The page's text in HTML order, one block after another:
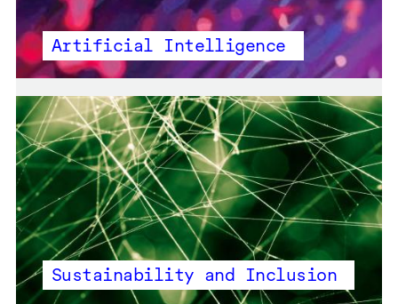
Artificial Intelligence
Sustainability and Inclusion